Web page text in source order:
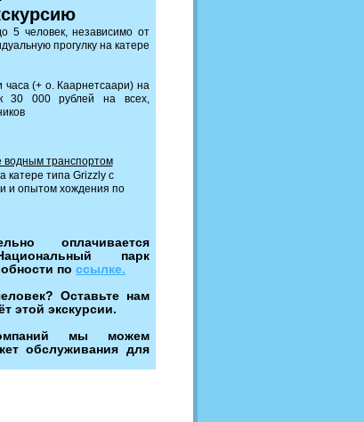
5 человек, независимо от
прогулку на катере
часа (+ о. Каарнетсаари) на
30 000 рублей на всех,
водным транспортом
катере типа Grizzly с
и опытом хождения по
оплачивается
парк
поссылке.
Оставьте нам
этой экскурсии.
мы можем
обслуживания для